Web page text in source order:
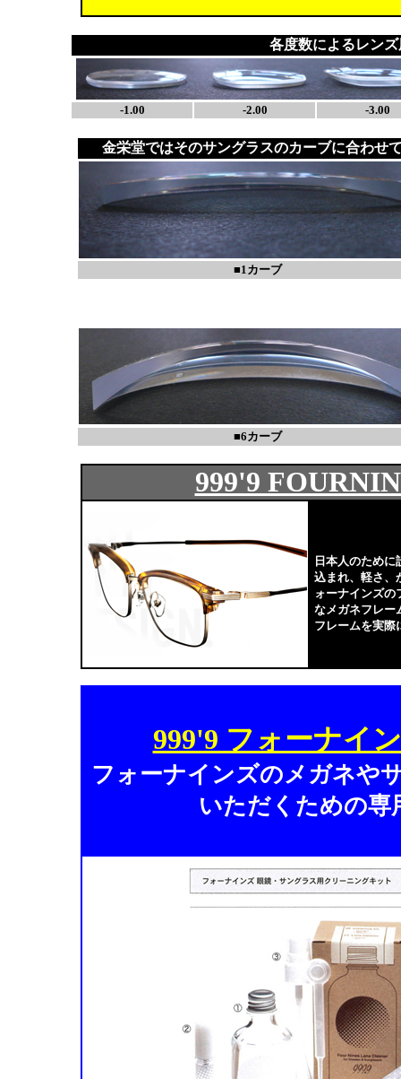
各度数によるレン
-1.00 -2.00 -3.00
金栄堂ではそのサングラスのカーブに合わせ
■1カーブ
■6カーブ
999'9
日本人のため
込まれ、軽さ、
ォーナインズの
なメガネフレー
フレームを実際
999'9 フォーナイ
フォーナインズのメガネや
いただくための専